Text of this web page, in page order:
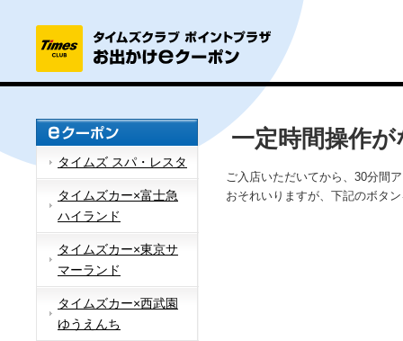
タイムズ スパ・レスタ
タイムズカー×富士急
ハイランド
タイムズカー×東京サ
マーランド
タイムズカー×西武園
ゆうえんち
一定時間操作
ご入店いただいてから、30分間
おそれいりますが、下記のボタ